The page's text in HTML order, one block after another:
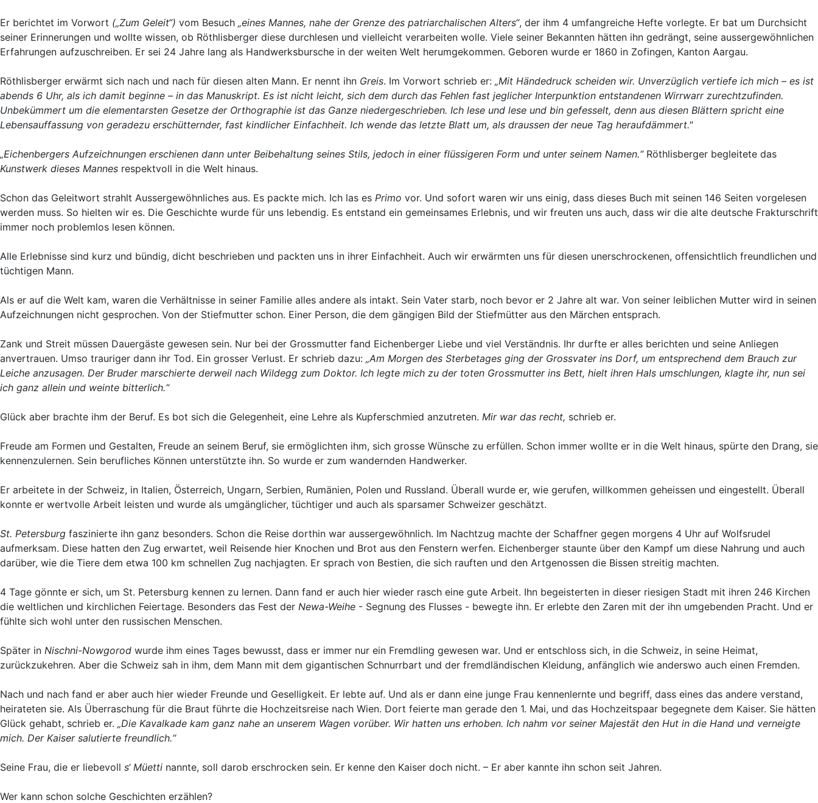
Er berichtet im Vorwort („Zum Geleit“) vom Besuch „eines Mannes, nahe der Grenze des patriarchalischen Alters“, der ihm 4 umfangreiche Hefte vorlegte. Er bat um Durchsicht
seiner Erinnerungen und wollte wissen, ob Röthlisberger diese durchlesen und vielleicht verarbeiten wolle. Viele seiner Bekannten hätten ihn gedrängt, seine aussergewöhnlichen
Erfahrungen aufzuschreiben. Er sei 24 Jahre lang als Handwerksbursche in der weiten Welt herumgekommen. Geboren wurde er 1860 in Zofingen, Kanton Aargau.
Röthlisberger erwärmt sich nach und nach für diesen alten Mann. Er nennt ihn Greis. Im Vorwort schrieb er: „Mit Händedruck scheiden wir. Unverzüglich vertiefe ich mich – es ist
abends 6 Uhr, als ich damit beginne – in das Manuskript. Es ist nicht leicht, sich dem durch das Fehlen fast jeglicher Interpunktion entstandenen Wirrwarr zurechtzufinden.
Unbekümmert um die elementarsten Gesetze der Orthographie ist das Ganze niedergeschrieben. Ich lese und lese und bin gefesselt, denn aus diesen Blättern spricht eine
Lebensauffassung von geradezu erschütternder, fast kindlicher Einfachheit. Ich wende das letzte Blatt um, als draussen der neue Tag heraufdämmert."
„Eichenbergers Aufzeichnungen erschienen dann unter Beibehaltung seines Stils, jedoch in einer flüssigeren Form und unter seinem Namen.“Röthlisberger begleitete das
Kunstwerk dieses Mannes respektvoll in die Welt hinaus.
Schon das Geleitwort strahlt Aussergewöhnliches aus. Es packte mich. Ich las es Primo vor. Und sofort waren wir uns einig, dass dieses Buch mit seinen 146 Seiten vorgelesen
werden muss. So hielten wir es. Die Geschichte wurde für uns lebendig. Es entstand ein gemeinsames Erlebnis, und wir freuten uns auch, dass wir die alte deutsche Frakturschrift
immer noch problemlos lesen können.
Alle Erlebnisse sind kurz und bündig, dicht beschrieben und packten uns in ihrer Einfachheit. Auch wir erwärmten uns für diesen unerschrockenen, offensichtlich freundlichen und
tüchtigen Mann.
Als er auf die Welt kam, waren die Verhältnisse in seiner Familie alles andere als intakt. Sein Vater starb, noch bevor er 2 Jahre alt war. Von seiner leiblichen Mutter wird in seinen
Aufzeichnungen nicht gesprochen. Von der Stiefmutter schon. Einer Person, die dem gängigen Bild der Stiefmütter aus den Märchen entsprach.
Zank und Streit müssen Dauergäste gewesen sein. Nur bei der Grossmutter fand Eichenberger Liebe und viel Verständnis. Ihr durfte er alles berichten und seine Anliegen
anvertrauen. Umso trauriger dann ihr Tod. Ein grosser Verlust. Er schrieb dazu: „Am Morgen des Sterbetages ging der Grossvater ins Dorf, um entsprechend dem Brauch zur
Leiche anzusagen. Der Bruder marschierte derweil nach Wildegg zum Doktor. Ich legte mich zu der toten Grossmutter ins Bett, hielt ihren Hals umschlungen, klagte ihr, nun sei
ich ganz allein und weinte bitterlich.“
Glück aber brachte ihm der Beruf. Es bot sich die Gelegenheit, eine Lehre als Kupferschmied anzutreten. Mir war das recht, schrieb er.
Freude am Formen und Gestalten, Freude an seinem Beruf, sie ermöglichten ihm, sich grosse Wünsche zu erfüllen. Schon immer wollte er in die Welt hinaus, spürte den Drang, sie
kennenzulernen. Sein berufliches Können unterstützte ihn. So wurde er zum wandernden Handwerker.
Er arbeitete in der Schweiz, in Italien, Österreich, Ungarn, Serbien, Rumänien, Polen und Russland. Überall wurde er, wie gerufen, willkommen geheissen und eingestellt. Überall
konnte er wertvolle Arbeit leisten und wurde als umgänglicher, tüchtiger und auch als sparsamer Schweizer geschätzt.
St. Petersburg faszinierte ihn ganz besonders. Schon die Reise dorthin war aussergewöhnlich. Im Nachtzug machte der Schaffner gegen morgens 4 Uhr auf Wolfsrudel
aufmerksam. Diese hatten den Zug erwartet, weil Reisende hier Knochen und Brot aus den Fenstern werfen. Eichenberger staunte über den Kampf um diese Nahrung und auch
darüber, wie die Tiere dem etwa 100 km schnellen Zug nachjagten. Er sprach von Bestien, die sich rauften und den Artgenossen die Bissen streitig machten.
4 Tage gönnte er sich, um St. Petersburg kennen zu lernen. Dann fand er auch hier wieder rasch eine gute Arbeit. Ihn begeisterten in dieser riesigen Stadt mit ihren 246 Kirchen
die weltlichen und kirchlichen Feiertage. Besonders das Fest der Newa-Weihe - Segnung des Flusses - bewegte ihn. Er erlebte den Zaren mit der ihn umgebenden Pracht. Und er
fühlte sich wohl unter den russischen Menschen.
Später in Nischni-Nowgorod wurde ihm eines Tages bewusst, dass er immer nur ein Fremdling gewesen war. Und er entschloss sich, in die Schweiz, in seine Heimat,
zurückzukehren. Aber die Schweiz sah in ihm, dem Mann mit dem gigantischen Schnurrbart und der fremdländischen Kleidung, anfänglich wie anderswo auch einen Fremden.
Nach und nach fand er aber auch hier wieder Freunde und Geselligkeit. Er lebte auf. Und als er dann eine junge Frau kennenlernte und begriff, dass eines das andere verstand,
heirateten sie. Als Überraschung für die Braut führte die Hochzeitsreise nach Wien. Dort feierte man gerade den 1. Mai, und das Hochzeitspaar begegnete dem Kaiser. Sie hätten
Glück gehabt, schrieb er. „Die Kavalkade kam ganz nahe an unserem Wagen vorüber. Wir hatten uns erhoben. Ich nahm vor seiner Majestät den Hut in die Hand und verneigte
mich. Der Kaiser salutierte freundlich.“
Seine Frau, die er liebevoll s‘ Müetti nannte, soll darob erschrocken sein. Er kenne den Kaiser doch nicht. – Er aber kannte ihn schon seit Jahren.
Wer kann schon solche Geschichten erzählen?